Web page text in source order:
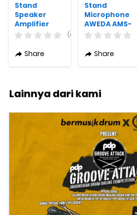
Stand
Speaker
Amplifier
Monitor
5 Louder Pro
(0)
Share
Stand
Microphone
AWEDA AMS-
822
Share
Lainnya dari kami